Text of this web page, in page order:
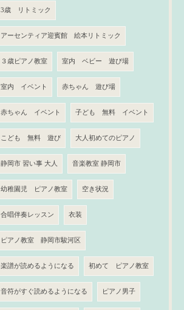
3歳 リトミック
アーセンティア迎賓館 絵本リトミック
３歳ピアノ教室 室内 ベビー 遊び場
室内 イベント 赤ちゃん 遊び場
赤ちゃん イベント 子ども 無料 イベント
こども 無料 遊び 大人初めてのピアノ
静岡市 習い事 大人 音楽教室 静岡市
幼稚園児 ピアノ教室 空き状況
合唱伴奏レッスン 衣装
ピアノ教室 静岡市駿河区
楽譜が読めるようになる 初めて ピアノ教室
音符がすぐ読めるようになる ピアノ男子